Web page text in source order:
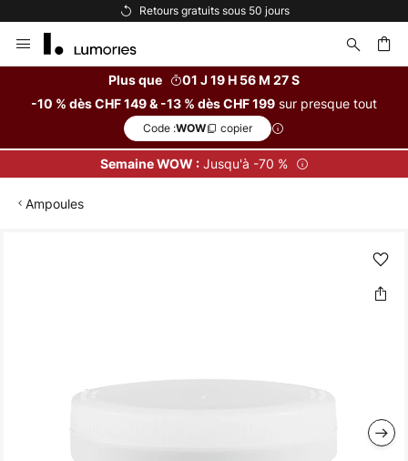
Options de paiement flexibles
Allez
au
Plus que
01 J 19 H 56 M 26 S
-10 % dès CHF 149 & -13 % dès CHF 199 sur presque tout
Code :WOW copier
Semaine WOW :Jusqu'à -70 %
Ampoules